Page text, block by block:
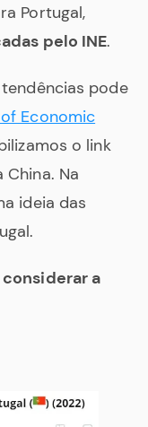
Portugal,
pelo INE.
pode
Economic
o link
Na
ideia das
a